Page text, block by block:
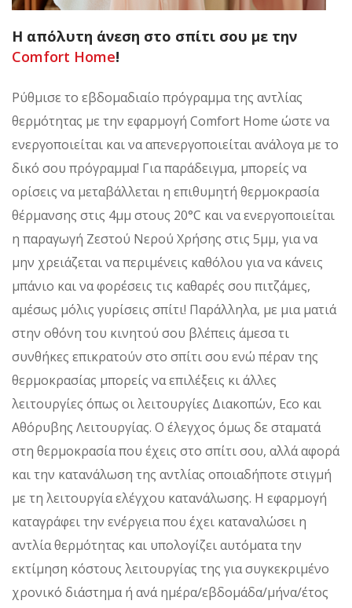
Η απόλυτη άνεση στο σπίτι σου με την
Comfort Home!
Ρύθμισε το εβδομαδιαίο πρόγραμμα της αντλίας
θερμότητας με την εφαρμογή Comfort Home ώστε να
ενεργοποιείται και να απενεργοποιείται ανάλογα με το
δικό σου πρόγραμμα! Για παράδειγμα, μπορείς να
ορίσεις να μεταβάλλεται η επιθυμητή θερμοκρασία
θέρμανσης στις 4μμ στους 20°C και να ενεργοποιείται
η παραγωγή Ζεστού Νερού Χρήσης στις 5μμ, για να
μην χρειάζεται να περιμένεις καθόλου για να κάνεις
μπάνιο και να φορέσεις τις καθαρές σου πιτζάμες,
αμέσως μόλις γυρίσεις σπίτι! Παράλληλα, με μια ματιά
στην οθόνη του κινητού σου βλέπεις άμεσα τι
συνθήκες επικρατούν στο σπίτι σου ενώ πέραν της
θερμοκρασίας μπορείς να επιλέξεις κι άλλες
λειτουργίες όπως οι λειτουργίες Διακοπών, Eco και
Αθόρυβης Λειτουργίας. Ο έλεγχος όμως δε σταματά
στη θερμοκρασία που έχεις στο σπίτι σου, αλλά αφορά
και την κατανάλωση της αντλίας οποιαδήποτε στιγμή
με τη λειτουργία ελέγχου κατανάλωσης. Η εφαρμογή
καταγράφει την ενέργεια που έχει καταναλώσει η
αντλία θερμότητας και υπολογίζει αυτόματα την
εκτίμηση κόστους λειτουργίας της για συγκεκριμένο
χρονικό διάστημα ή ανά ημέρα/εβδομάδα/μήνα/έτος